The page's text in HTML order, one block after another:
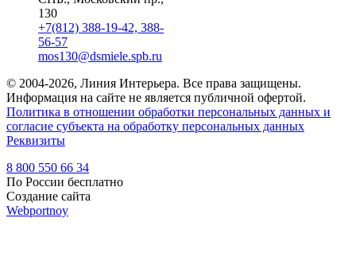
130
+7(812) 388-19-42, 388-
56-57
mos130@dsmiele.spb.ru
© 2004-2026, Линия Интерьера. Все права защищены.
Информация на сайте не является публичной офертой.
Политика в отношении обработки персональных данных и
согласие субъекта на обработку персональных данных
Реквизиты
8 800 550 66 34
По России бесплатно
Создание сайта
Webportnoy